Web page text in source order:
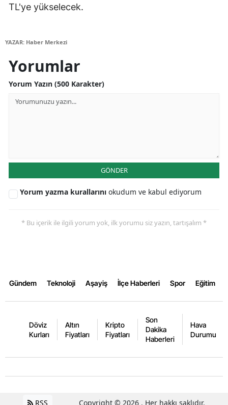
TL'ye yükselecek.
YAZAR: Haber Merkezi
Yorumlar
Yorum Yazın (500 Karakter)
GÖNDER
Yorum yazma kurallarını okudum ve kabul ediyorum
* Bu içerik ile ilgili yorum yok, ilk yorumu siz yazın, tartışalım *
Gündem Teknoloji Aşayiş İlçe Haberleri Spor Eğitim
Döviz
Kurları
Altın
Fiyatları
Kripto
Fiyatları
Son
Dakika
Haberleri
Hava
Durumu
RSS Copyright © 2026 . Her hakkı saklıdır.